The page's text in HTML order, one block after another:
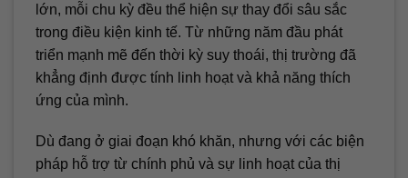
lớn, mỗi chu kỳ đều thể hiện sự thay đổi sâu sắc
trong điều kiện kinh tế. Từ những năm đầu phát
triển mạnh mẽ đến thời kỳ suy thoái, thị trường đã
khẳng định được tính linh hoạt và khả năng thích
ứng của mình.
Dù đang ở giai đoạn khó khăn, nhưng với các biện
pháp hỗ trợ từ chính phủ và sự linh hoạt của thị